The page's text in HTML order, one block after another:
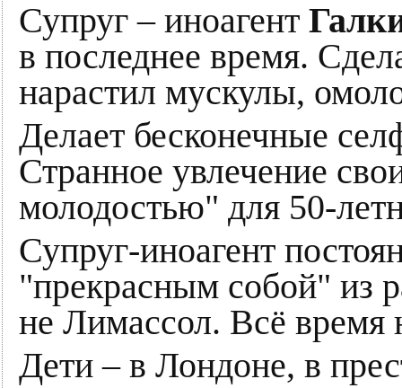
Супруг – иноагент
в последнее время.
нарастил мускулы,
Делает бесконечные
Странное увлечение
молодостью" для 50-
Супруг-иноагент
"прекрасным собой" из
не Лимассол. Всё время
Дети – в Лондоне, в